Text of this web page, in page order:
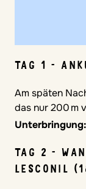
TAG 1 -
Am späten
das nur 200 m
TAG 2 -
LESCONIL